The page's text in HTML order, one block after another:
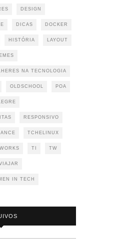
DESIGN
DICAS DOCKER
HISTÓRIA LAYOUT
NA TECNOLOGIA
OLDSCHOOL POA
RESPONSIVO
TCHELINUX
TI TW
IN TECH